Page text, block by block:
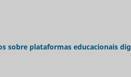
sobre plataformas educacionais